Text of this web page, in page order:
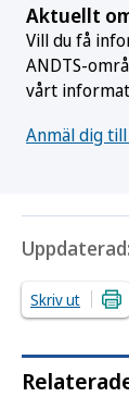
Aktuellt
Vill du få
ANDTS-
vårt
Anmäl dig
Uppdaterad:
Skriv ut